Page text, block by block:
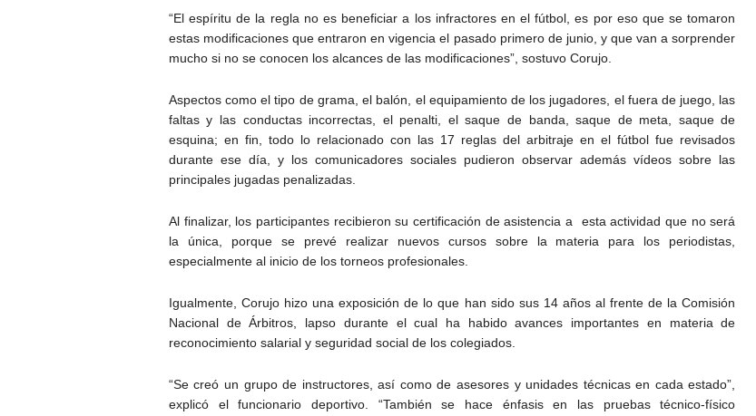
“El espíritu de la regla no es beneficiar a los infractores en el fútbol, es por eso que se tomaron
estas modificaciones que entraron en vigencia el pasado primero de junio, y que van a sorprender
mucho si no se conocen los alcances de las modificaciones”, sostuvo Corujo.
Aspectos como el tipo de grama, el balón, el equipamiento de los jugadores, el fuera de juego, las
faltas y las conductas incorrectas, el penalti, el saque de banda, saque de meta, saque de
esquina; en fin, todo lo relacionado con las 17 reglas del arbitraje en el fútbol fue revisados
durante ese día, y los comunicadores sociales pudieron observar además vídeos sobre las
principales jugadas penalizadas.
Al finalizar, los participantes recibieron su certificación de asistencia a esta actividad que no será
la única, porque se prevé realizar nuevos cursos sobre la materia para los periodistas,
especialmente al inicio de los torneos profesionales.
Igualmente, Corujo hizo una exposición de lo que han sido sus 14 años al frente de la Comisión
Nacional de Árbitros, lapso durante el cual ha habido avances importantes en materia de
reconocimiento salarial y seguridad social de los colegiados.
“Se creó un grupo de instructores, así como de asesores y unidades técnicas en cada estado”,
explicó el funcionario deportivo. “También se hace énfasis en las pruebas técnico-físico